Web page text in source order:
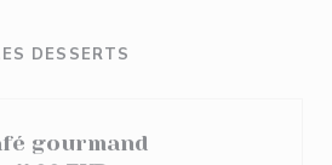
DESSERTS
gourmand